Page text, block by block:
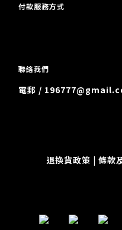
付款服務方式
聯絡我們
電郵 /
退換貨政策 | 條款